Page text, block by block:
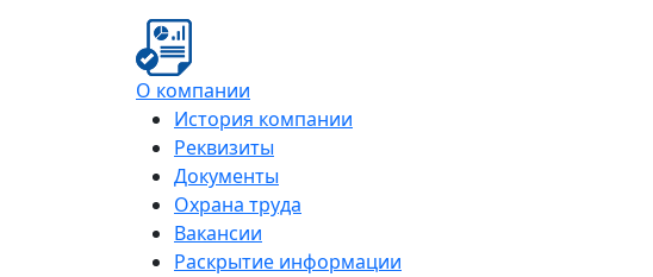
О компании
История компании
Реквизиты
Документы
Охрана труда
Вакансии
Раскрытие информации